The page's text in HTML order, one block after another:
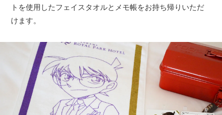
トを使用したフェイスタオルとメモ帳をお持ち帰りいただ
けます。